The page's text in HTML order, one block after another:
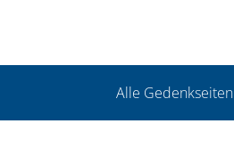
Alle Gedenkseiten